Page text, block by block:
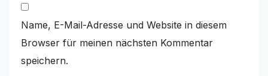
Name, E-Mail-Adresse und Website in diesem
Browser für meinen nächsten Kommentar
speichern.